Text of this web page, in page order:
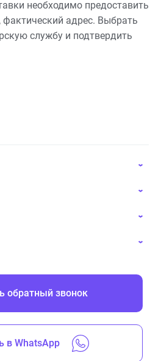
необходимо предоставить
адрес. Выбрать
службу и подтвердить
обратный звонок
в WhatsApp